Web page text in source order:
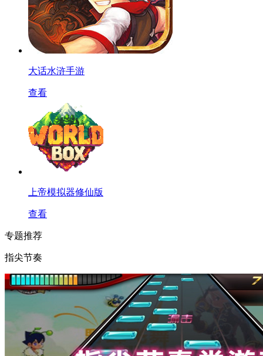
大话水浒手游
查看
上帝模拟器修仙版
查看
专题推荐
指尖节奏